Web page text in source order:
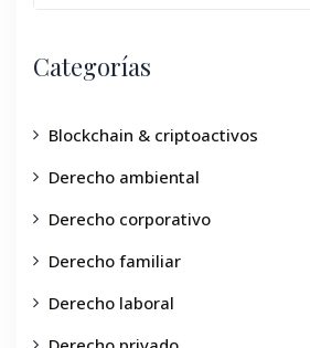
Categorías
Blockchain & criptoactivos
Derecho ambiental
Derecho corporativo
Derecho familiar
Derecho laboral